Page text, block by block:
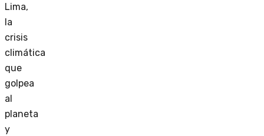
Lima,
la
crisis
climática
que
golpea
al
planeta
y